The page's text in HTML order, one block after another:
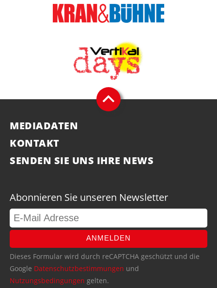
MEDIADATEN
KONTAKT
SENDEN SIE UNS IHRE NEWS
Abonnieren Sie unseren Newsletter
ANMELDEN
Dieses Formular wird durch reCAPTCHA geschützt und die
Google Datenschutzbestimmungen und
Nutzungsbedingungen gelten.